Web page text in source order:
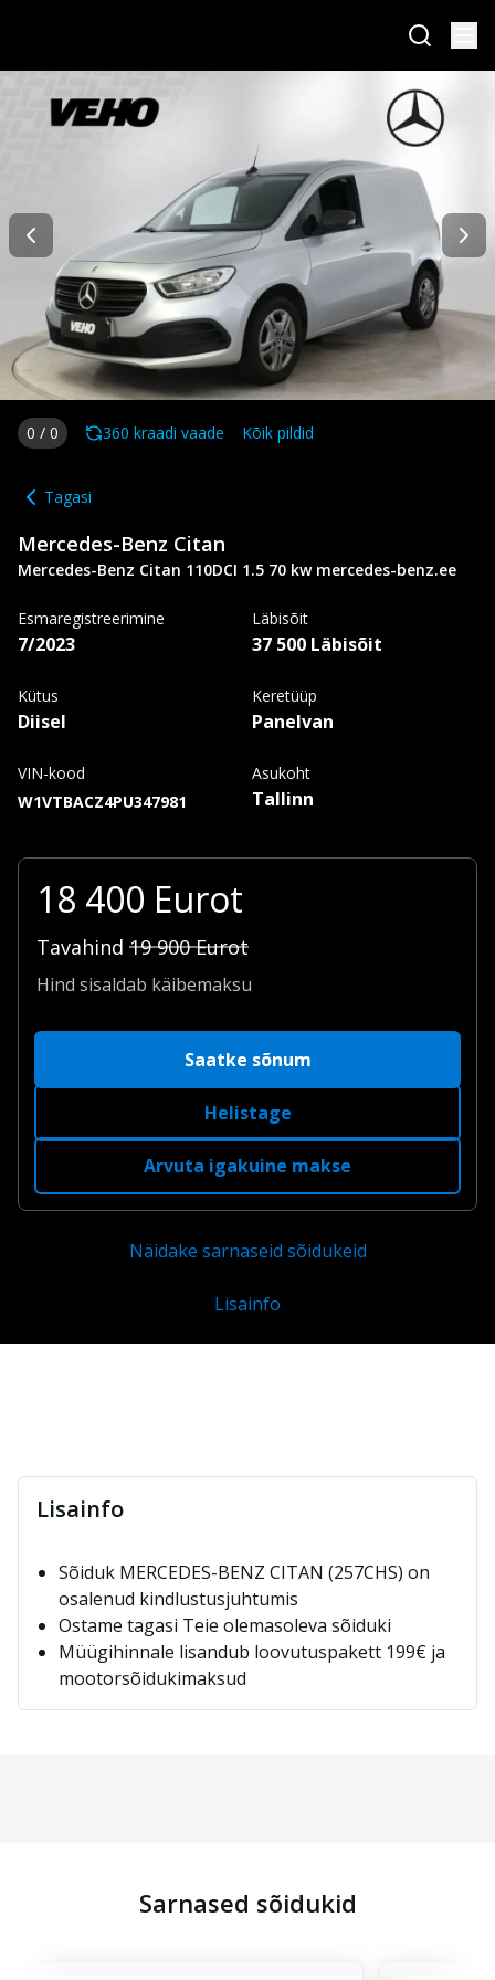
0 / 0 360 kraadi vaade Kõik pildid
Tagasi
Mercedes-Benz Citan
Mercedes-Benz Citan 110DCI 1.5 70 kw mercedes-benz.ee
Esmaregistreerimine
7/2023
Läbisõit
37 500 Läbisõit
Kütus
Diisel
Keretüüp
Panelvan
VIN-kood
W1VTBACZ4PU347981
Asukoht
Tallinn
18 400 Eurot
Tavahind 19 900 Eurot
Hind sisaldab käibemaksu
Saatke sõnum
Helistage
Arvuta igakuine makse
Näidake sarnaseid sõidukeid
Lisainfo
Lisainfo
Sõiduk MERCEDES-BENZ CITAN (257CHS) on
osalenud kindlustusjuhtumis
Ostame tagasi Teie olemasoleva sõiduki
Müügihinnale lisandub loovutuspakett 199€ ja
mootorsõidukimaksud
Sarnased sõidukid